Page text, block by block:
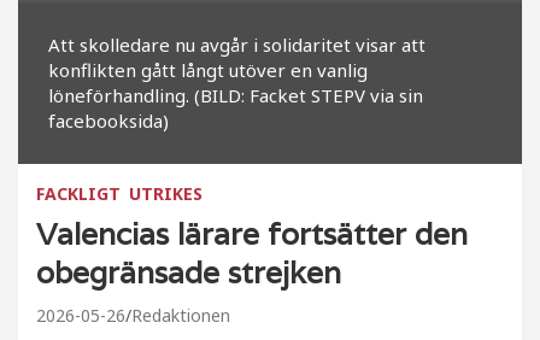
Att skolledare nu avgår i solidaritet visar att
konflikten gått långt utöver en vanlig
löneförhandling. (BILD: Facket STEPV via sin
facebooksida)
FACKLIGT UTRIKES
Valencias lärare fortsätter den
obegränsade strejken
2026-05-26 Redaktionen